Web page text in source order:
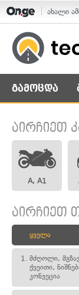
ახალი
გამოცდა
აირჩიეთ
A, A1
აირჩიეთ
ყველა
1. მძღოლი,
ქვეითი,
კონვეცია